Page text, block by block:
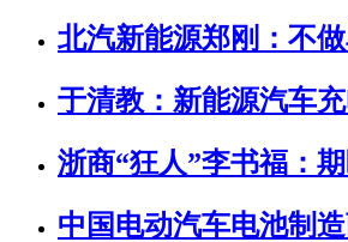
北汽新能源郑刚：不
于清教：新能源汽车
浙商“狂人”李书福：
中国电动汽车电池制